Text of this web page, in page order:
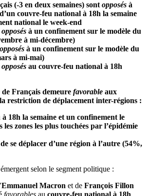
(-3 en deux semaines) sontopposés à
couvre-feu national à 18h la semaine
national le week-end
opposés à un confinement sur le modèle du
à mi-décembre)
opposés à un confinement sur le modèle du
à mi-mai)
opposés au couvre-feu national à 18h
Français demeure favorable aux
restriction de déplacement inter-régions :
18h la semaine et un confinement le
les zones les plus touchées par l’épidémie
se déplacer d’une région à l’autre (54%,
selon le segment politique :
Emmanuel Macron et de François Fillon